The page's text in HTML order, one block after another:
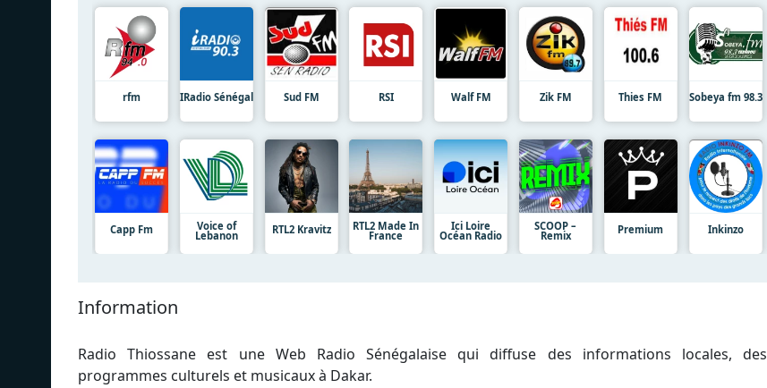
rfm IRadio Sénégal Sud FM RSI Walf FM Zik FM Thies FM Sobeya fm 98.3
Capp Fm Voice of
Lebanon RTL2 Kravitz RTL2 Made In
France
Ici Loire
Océan Radio
SCOOP –
Remix Premium Inkinzo
Information
Radio Thiossane est une Web Radio Sénégalaise qui diffuse des informations locales, des
programmes culturels et musicaux à Dakar.